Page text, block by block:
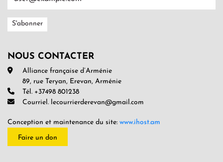
NOUS CONTACTER
Alliance française d’Arménie
89, rue Teryan, Erevan, Arménie
Tél. +37498 801238
Courriel. lecourrierderevan@gmail.com
Conception et maintenance du site: www.ihost.am
Faire un don